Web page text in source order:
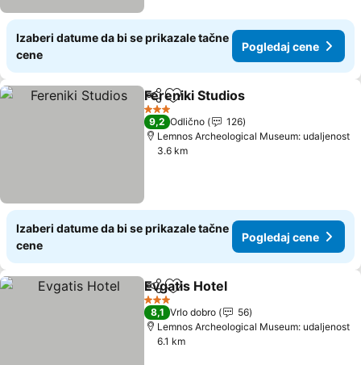
Izaberi datume da bi se prikazale tačne
cene
Pogledaj cene
Deli Dodati u favorite
Fereniki Studios
3 Zvezdice
9,2 Odlično
126
Lemnos Archeological Museum: udaljenost
3.6 km
Izaberi datume da bi se prikazale tačne
cene
Pogledaj cene
Deli Dodati u favorite
Evgatis Hotel
3 Zvezdice
8,1 Vrlo dobro
56
Lemnos Archeological Museum: udaljenost
6.1 km